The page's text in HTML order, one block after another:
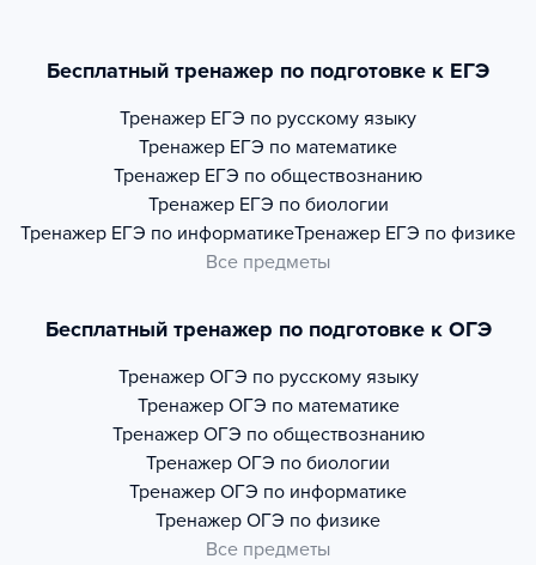
Бесплатный тренажер по подготовке к ЕГЭ
Тренажер ЕГЭ по русскому языку
Тренажер ЕГЭ по математике
Тренажер ЕГЭ по обществознанию
Тренажер ЕГЭ по биологии
Тренажер ЕГЭ по информатикеТренажер ЕГЭ по физике
Все предметы
Бесплатный тренажер по подготовке к ОГЭ
Тренажер ОГЭ по русскому языку
Тренажер ОГЭ по математике
Тренажер ОГЭ по обществознанию
Тренажер ОГЭ по биологии
Тренажер ОГЭ по информатике
Тренажер ОГЭ по физике
Все предметы